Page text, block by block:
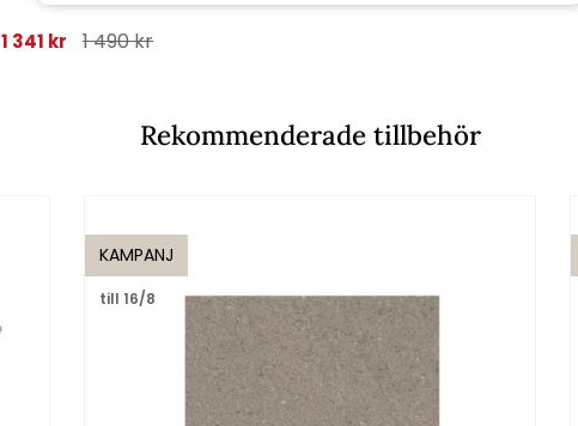
1 341 kr 1 490 kr
Rekommenderade tillbehör
KAMPANJ
till 16/8